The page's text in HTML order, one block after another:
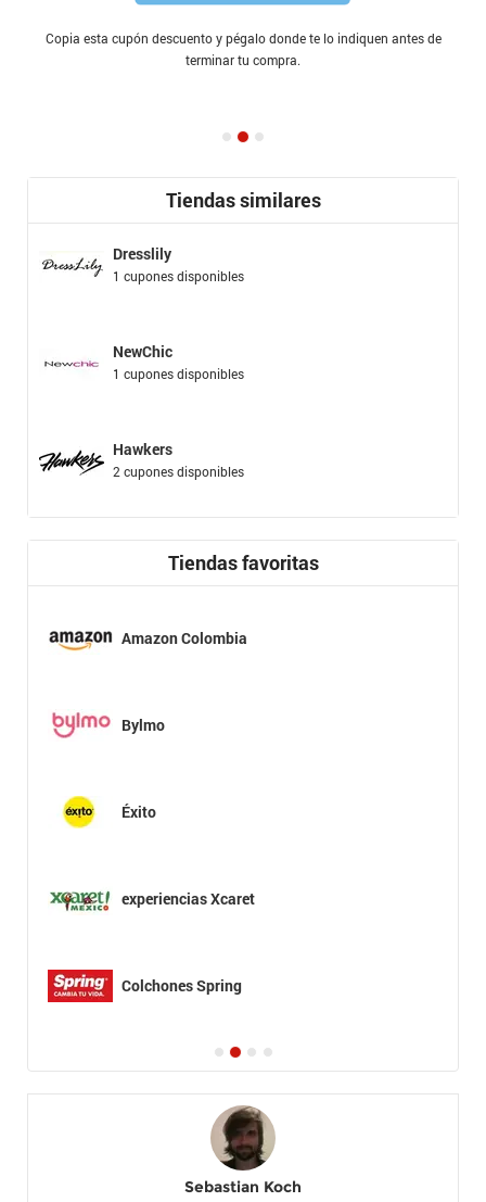
Copia esta cupón descuento y pégalo donde te lo indiquen antes de
terminar tu compra.
Tiendas similares
Dresslily
1 cupones disponibles
NewChic
1 cupones disponibles
Hawkers
2 cupones disponibles
Tiendas favoritas
Amazon Colombia
Bylmo
Éxito
experiencias Xcaret
Colchones Spring
Sebastian Koch